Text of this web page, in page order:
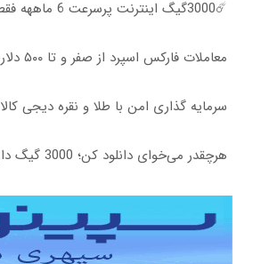
☄️3000گیگ اینترنت پرسرعت 6 ماههه فقط ماهی 100هزارتومان!!
معاملات فارکس اسپرد از صفر و تا ۵۰۰ دلار بونوس
سرمایه گذاری امن با طلا و نقره دیجی کالا
هرچقدر می‌خوای دانلود کن؛ 3000 گیگ داری!!